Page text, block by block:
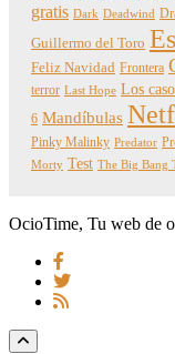
gratis Dark Deadwind
Guillermo del Toro
Feliz Navidad Frontera
terror Last Hope Los
6 Mandíbulas
Pinky Malinky Predator
Morty Test The Big Bang
OcioTime, Tu web de